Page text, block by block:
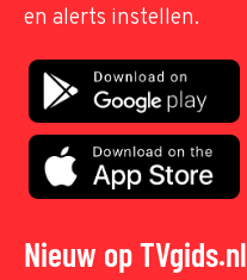
en alerts instellen.
Nieuw op TVgids.nl